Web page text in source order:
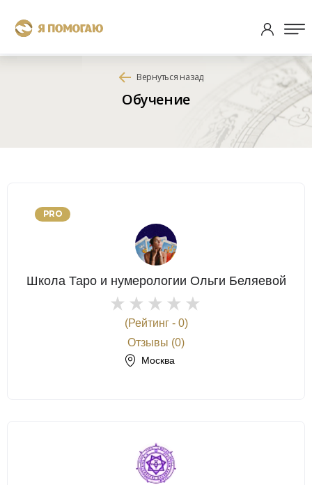
Вернуться назад
Обучение
PRO
Школа Таро и нумерологии Ольги Беляевой
(Рейтинг - 0)
Отзывы (0)
Москва